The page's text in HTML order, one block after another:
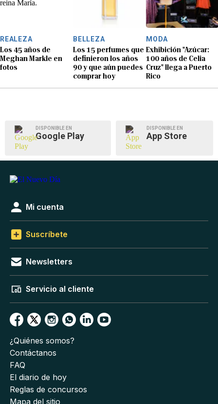
REALEZA
Los 45 años de
Meghan Markle en
fotos
BELLEZA
Los 15 perfumes que
definieron los años
90 y que aún puedes
comprar hoy
MODA
Exhibición "Azúcar:
100 años de Celia
Cruz" llega a Puerto
Rico
DISPONIBLE EN
Google Play
DISPONIBLE EN
App Store
Mi cuenta
Suscríbete
Newsletters
Servicio al cliente
¿Quiénes somos?
Contáctanos
FAQ
El diario de hoy
Reglas de concursos
Mapa del sitio